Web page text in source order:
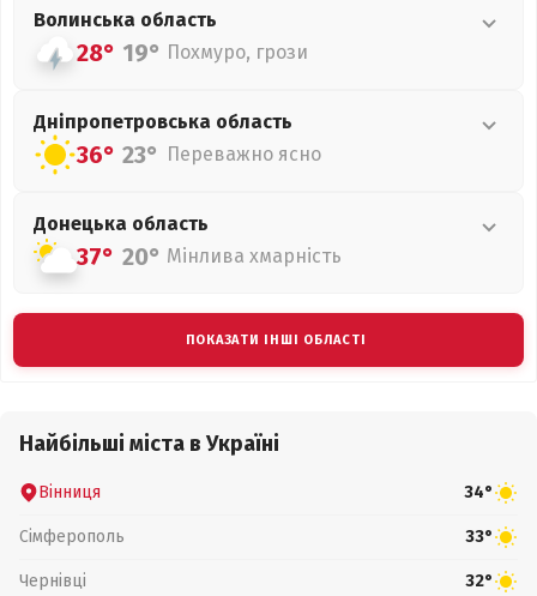
Волинська область
28° 19° Похмуро, грози
Дніпропетровська область
36° 23° Переважно ясно
Донецька область
37° 20° Мінлива хмарність
ПОКАЗАТИ ІНШІ ОБЛАСТІ
Найбільші міста в Україні
Вінниця 34°
Сімферополь 33°
Чернівці 32°